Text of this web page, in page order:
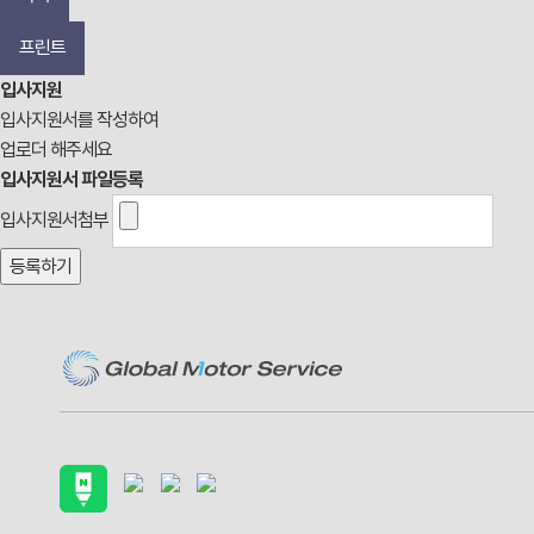
프린트
입사지원
입사지원서를 작성하여
업로더 해주세요
입사지원서 파일등록
입사지원서첨부
등록하기